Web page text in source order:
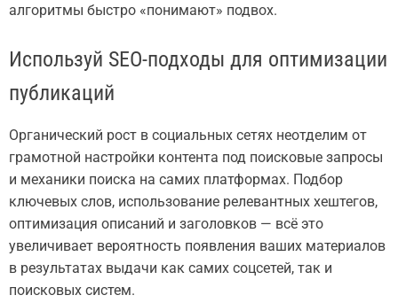
алгоритмы быстро «понимают» подвох.
Используй SEO-подходы для оптимизации
публикаций
Органический рост в социальных сетях неотделим от
грамотной настройки контента под поисковые запросы
и механики поиска на самих платформах. Подбор
ключевых слов, использование релевантных хештегов,
оптимизация описаний и заголовков — всё это
увеличивает вероятность появления ваших материалов
в результатах выдачи как самих соцсетей, так и
поисковых систем.